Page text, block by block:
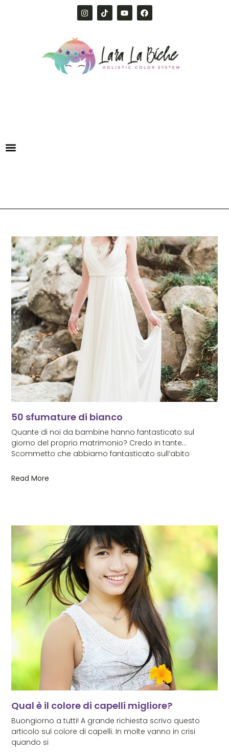
50 sfumature di bianco
Quante di noi da bambine hanno fantasticato sul
giorno del proprio matrimonio? Credo in tante…
Scommetto che abbiamo fantasticato sull’abito
Read More
Qual è il colore di capelli migliore?
Buongiorno a tutti! A grande richiesta scrivo questo
articolo sul colore di capelli. In molte vanno in crisi
quando si